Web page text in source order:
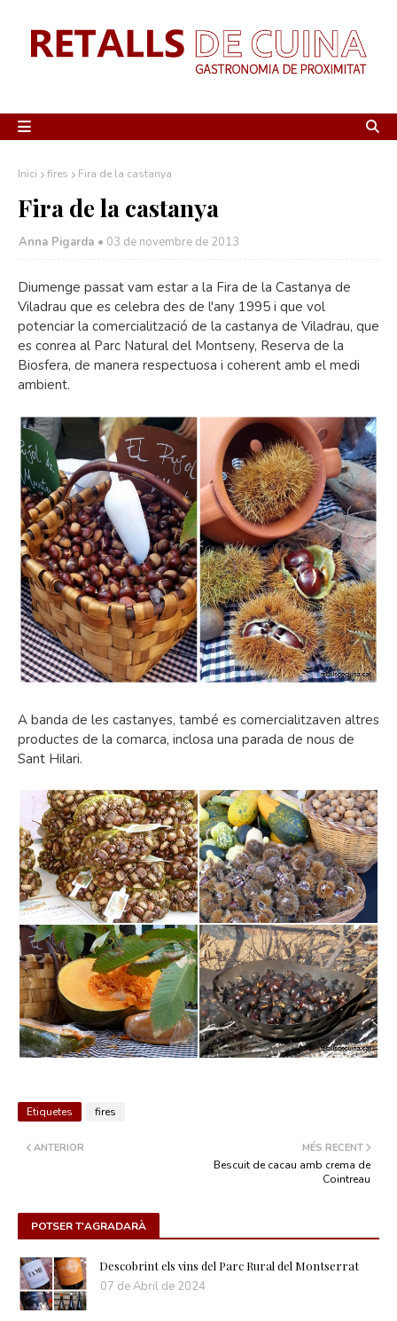
Inici fires Fira de la castanya
Fira de la castanya
Anna Pigarda • 03 de novembre de 2013
Diumenge passat vam estar a la Fira de la Castanya de
Viladrau que es celebra des de l'any 1995 i que vol
potenciar la comercialització de la castanya de Viladrau, que
es conrea al Parc Natural del Montseny, Reserva de la
Biosfera, de manera respectuosa i coherent amb el medi
ambient.
A banda de les castanyes, també es comercialitzaven altres
productes de la comarca, inclosa una parada de nous de
Sant Hilari.
Etiquetes fires
MÉS RECENT
Bescuit de cacau amb crema de
Cointreau
ANTERIOR
POTSER T'AGRADARÀ
Descobrint els vins del Parc Rural del Montserrat
07 de Abril de 2024